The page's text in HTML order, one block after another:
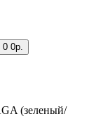
0 0р.
(зеленый/